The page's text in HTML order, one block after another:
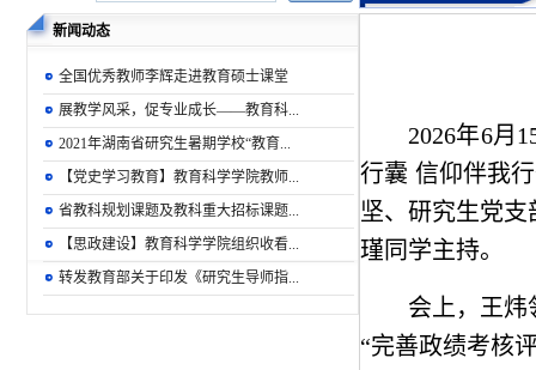
新闻动态
全国优秀教师李辉走进教育硕士课堂
展教学风采，促专业成长——教育科...
2021年湖南省研究生暑期学校“教育...
【党史学习教育】教育科学学院教师...
省教科规划课题及教科重大招标课题...
【思政建设】教育科学学院组织收看...
转发教育部关于印发《研究生导师指...
2026年6月
行囊 信仰伴我
坚、研究生党
瑾同学主持。
会上，王炜
“完善政绩考核